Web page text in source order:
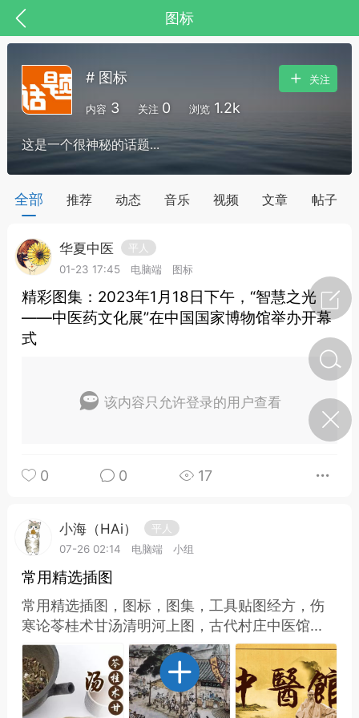
图标
，华夏中医人：家门口的中医人！
节气气象
·特急预警】关
如何购买【理肺清瘟膏】
小海（HAi）
时精气
谷气行、营卫通：内经视角
下的脾胃调养要义
谦济书童 0
# 图标
内容 3 关注 0 浏览 1.2k
关注
这是一个很神秘的话题...
全部 推荐 动态 音乐 视频 文章 帖子
华夏中医
平人
01-23 17:45
电脑端 图标
精彩图集：2023年1月18日下午，“智慧之光
——中医药文化展”在中国国家博物馆举办开幕
式
该内容只允许登录的用户查看
0 0 17
小海（HAi）
平人
07-26 02:14
电脑端 小组
常用精选插图
常用精选插图，图标，图集，工具贴图经方，伤
寒论苓桂术甘汤清明河上图，古代村庄中医馆...